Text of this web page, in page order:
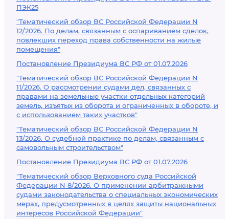
ПЭК25
"Тематический обзор ВС Российской Федерации N
12/2026. По делам, связанным с оспариванием сделок,
повлекших переход права собственности на жилые
помещения"
Постановление Президиума ВС РФ от 01.07.2026
"Тематический обзор ВС Российской Федерации N
11/2026. О рассмотрении судами дел, связанных с
правами на земельные участки отдельных категорий
земель, изъятых из оборота и ограниченных в обороте, и
с использованием таких участков"
"Тематический обзор ВС Российской Федерации N
13/2026. О судебной практике по делам, связанным с
самовольным строительством"
Постановление Президиума ВС РФ от 01.07.2026
"Тематический обзор Верховного суда Российской
Федерации N 8/2026. О применении арбитражными
судами законодательства о специальных экономических
мерах, предусмотренных в целях защиты национальных
интересов Российской Федерации"